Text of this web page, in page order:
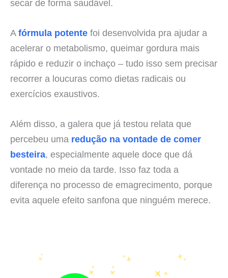
secar de forma saudável.
Afórmula potente foi desenvolvida pra ajudar a
acelerar o metabolismo, queimar gordura mais
rápido e reduzir o inchaço – tudo isso sem precisar
recorrer a loucuras como dietas radicais ou
exercícios exaustivos.
Além disso, a galera que já testou relata que
percebeu uma redução na vontade de comer
besteira, especialmente aquele doce que dá
vontade no meio da tarde. Isso faz toda a
diferença no processo de emagrecimento, porque
evita aquele efeito sanfona que ninguém merece.